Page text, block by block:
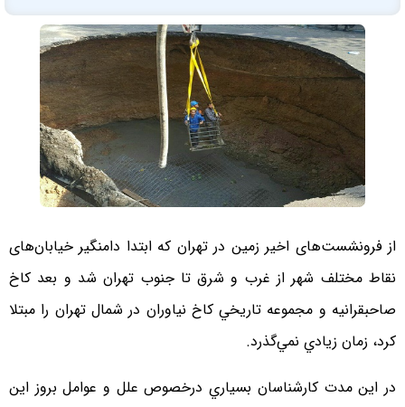
از فرونشست‌های اخير زمين در تهران كه ابتدا دامنگير خيابان‌های
نقاط مختلف شهر از غرب و شرق تا جنوب تهران شد و بعد كاخ
صاحبقرانيه و مجموعه تاريخي كاخ نياوران در شمال تهران را مبتلا
كرد، زمان زيادي نمي‌گذرد.
در اين مدت كارشناسان بسياري درخصوص علل و عوامل بروز اين